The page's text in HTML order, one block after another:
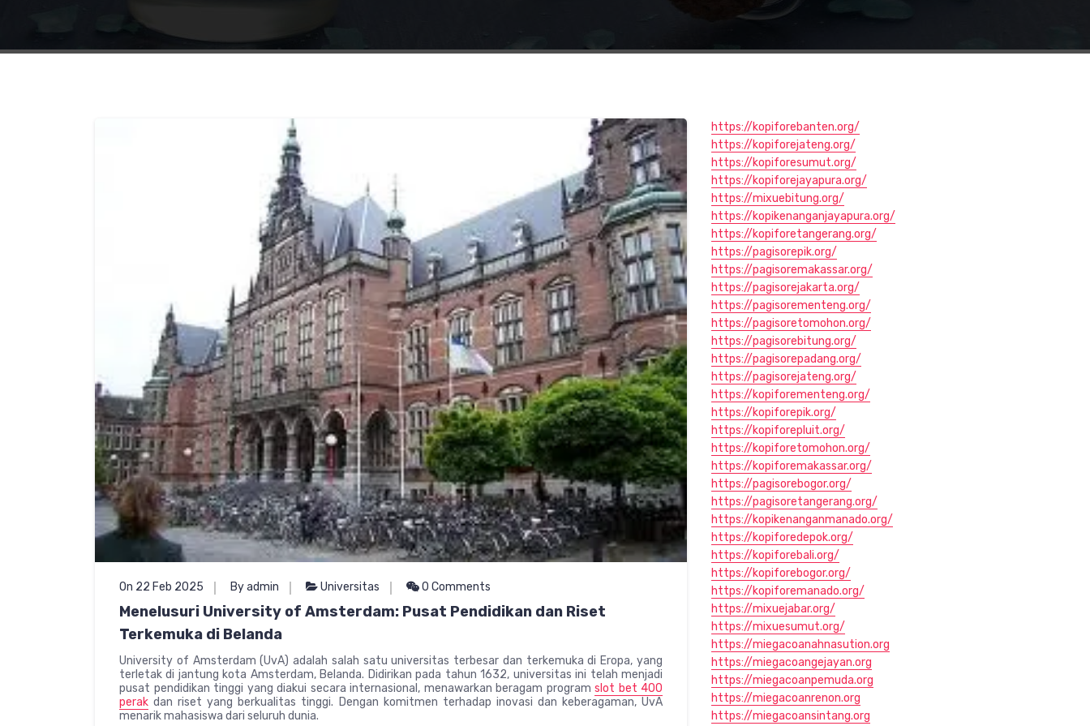
On 22 Feb 2025 By admin Universitas 0 Comments
Menelusuri University of Amsterdam: Pusat Pendidikan dan Riset
Terkemuka di Belanda
University of Amsterdam (UvA) adalah salah satu universitas terbesar dan terkemuka di Eropa, yang
terletak di jantung kota Amsterdam, Belanda. Didirikan pada tahun 1632, universitas ini telah menjadi
pusat pendidikan tinggi yang diakui secara internasional, menawarkan beragam program slot bet 400
perak dan riset yang berkualitas tinggi. Dengan komitmen terhadap inovasi dan keberagaman, UvA
menarik mahasiswa dari seluruh dunia.
https://kopiforebanten.org/
https://kopiforejateng.org/
https://kopiforesumut.org/
https://kopiforejayapura.org/
https://mixuebitung.org/
https://kopikenanganjayapura.org/
https://kopiforetangerang.org/
https://pagisorepik.org/
https://pagisoremakassar.org/
https://pagisorejakarta.org/
https://pagisorementeng.org/
https://pagisoretomohon.org/
https://pagisorebitung.org/
https://pagisorepadang.org/
https://pagisorejateng.org/
https://kopiforementeng.org/
https://kopiforepik.org/
https://kopiforepluit.org/
https://kopiforetomohon.org/
https://kopiforemakassar.org/
https://pagisorebogor.org/
https://pagisoretangerang.org/
https://kopikenanganmanado.org/
https://kopiforedepok.org/
https://kopiforebali.org/
https://kopiforebogor.org/
https://kopiforemanado.org/
https://mixuejabar.org/
https://mixuesumut.org/
https://miegacoanahnasution.org
https://miegacoangejayan.org
https://miegacoanpemuda.org
https://miegacoanrenon.org
https://miegacoansintang.org